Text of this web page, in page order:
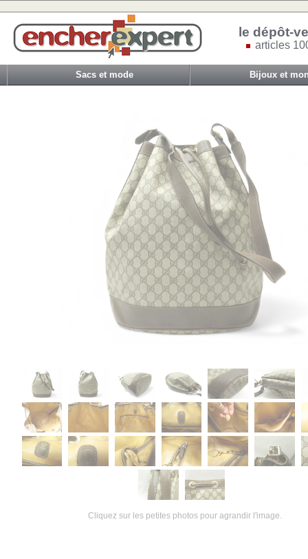
le dépôt-
articles
Sacs et mode Bijoux et
Cliquez sur les petites photos pour agrandir l'image.